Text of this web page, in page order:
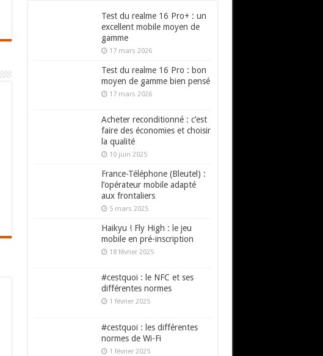
Test du realme 16 Pro+ : un
excellent mobile moyen de
gamme
17 mars 2026
Test du realme 16 Pro : bon
moyen de gamme bien pensé
17 mars 2026
Acheter reconditionné : c’est
faire des économies et choisir
la qualité
10 juin 2025
France-Téléphone (Bleutel) :
l’opérateur mobile adapté
aux frontaliers
5 mars 2025
Haikyu ! Fly High : le jeu
mobile en pré-inscription
18 février 2025
#cestquoi : le NFC et ses
différentes normes
1 février 2025
#cestquoi : les différentes
normes de Wi-Fi
1 février 2025